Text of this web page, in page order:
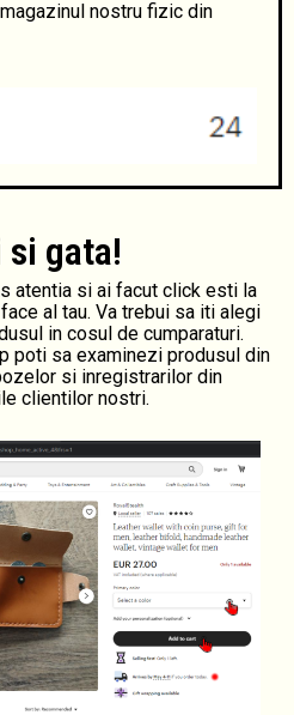
nostru fizic din
gata!
atentia si ai facut click esti la
al tau. Va trebui sa iti alegi
in cosul de cumparaturi.
poti sa examinezi produsul din
si inregistrarilor din
clientilor nostri.